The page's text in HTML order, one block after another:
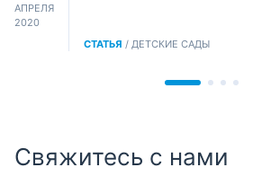
АПРЕЛЯ
2020
СТАТЬЯ / ДЕТСКИЕ САДЫ
Свяжитесь с нами